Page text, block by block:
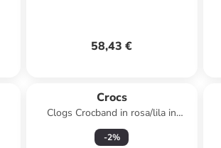
58,43 €
Crocs
Clogs Crocband in rosa/lila in
rosa/lila
-2%